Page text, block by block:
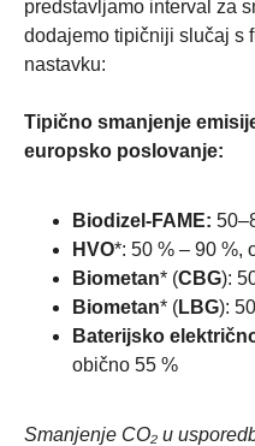
predstavljamo interval za
dodajemo tipičniji slučaj s
nastavku:
Tipično smanjenje
europsko poslovanje:
Biodizel-FAME:
HVO*: 50 % – 90 %,
Biometan* (CBG):
Biometan* (LBG):
Baterijsko
obično 55 %
Smanjenje CO₂ u